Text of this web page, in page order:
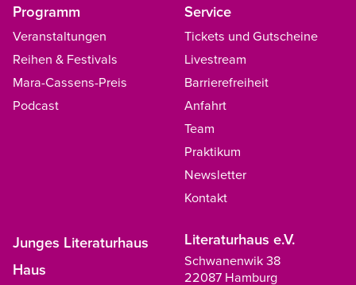
Programm
Veranstaltungen
Reihen & Festivals
Mara-Cassens-Preis
Podcast
Service
Tickets und Gutscheine
Livestream
Barrierefreiheit
Anfahrt
Team
Praktikum
Newsletter
Kontakt
Junges Literaturhaus
Haus
Literaturhaus e.V.
Schwanenwik 38
22087 Hamburg